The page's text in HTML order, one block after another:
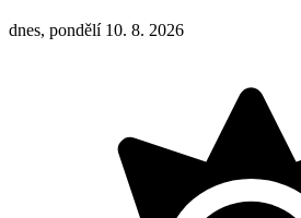
dnes, pondělí 10. 8. 2026